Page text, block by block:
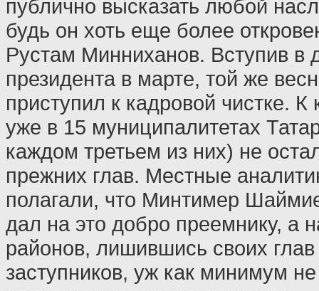
публично высказать любой
будь он хоть еще более
Рустам Минниханов. Вступив в
президента в марте, той же
приступил к кадровой чистке. К
уже в 15 муниципалитетах
каждом третьем из них) не
прежних глав. Местные
полагали, что Минтимер
дал на это добро преемнику, а
районов, лишившись своих
заступников, уж как минимум не